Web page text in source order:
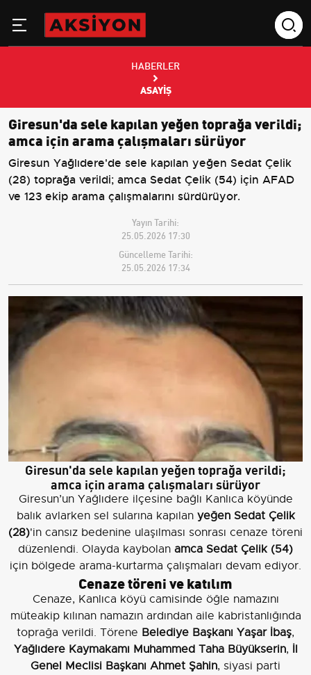
HABERLER
ASAYIŞ
Giresun'da sele kapılan yeğen toprağa verildi;
amca için arama çalışmaları sürüyor
Giresun Yağlıdere'de sele kapılan yeğen Sedat Çelik
(28) toprağa verildi; amca Sedat Çelik (54) için AFAD
ve 123 ekip arama çalışmalarını sürdürüyor.
Yayın Tarihi:
25.05.2026 17:30
Güncelleme Tarihi:
25.05.2026 17:34
Giresun'da sele kapılan yeğen toprağa verildi;
amca için arama çalışmaları sürüyor
Giresun’un Yağlıdere ilçesine bağlı Kanlıca köyünde
balık avlarken sel sularına kapılan yeğen Sedat Çelik
(28)'in cansız bedenine ulaşılması sonrası cenaze töreni
düzenlendi. Olayda kaybolan amca Sedat Çelik (54)
için bölgede arama-kurtarma çalışmaları devam ediyor.
Cenaze töreni ve katılım
Cenaze, Kanlıca köyü camisinde öğle namazını
müteakip kılınan namazın ardından aile kabristanlığında
toprağa verildi. Törene Belediye Başkanı Yaşar İbaş,
Yağlıdere Kaymakamı Muhammed Taha Büyükserin, İl
Genel Meclisi Başkanı Ahmet Şahin, siyasi parti